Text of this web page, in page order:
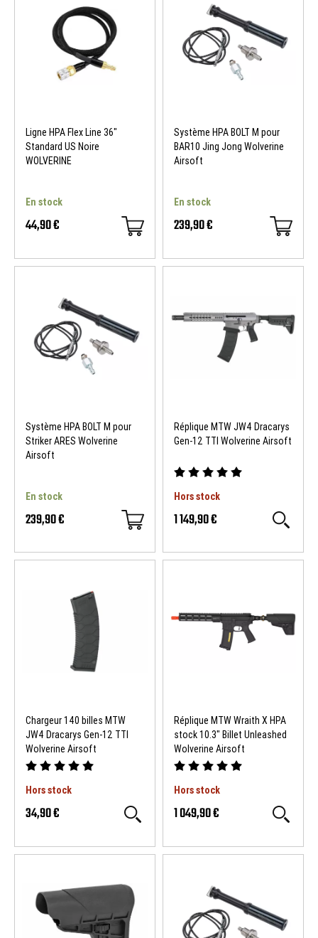
Ligne HPA Flex Line 36"
Standard US Noire
WOLVERINE
En stock
44,90 €
Système HPA BOLT M pour
BAR10 Jing Jong Wolverine
Airsoft
En stock
239,90 €
Système HPA BOLT M pour
Striker ARES Wolverine
Airsoft
En stock
239,90 €
Réplique MTW JW4 Dracarys
Gen-12 TTI Wolverine Airsoft
Hors stock
1 149,90 €
Chargeur 140 billes MTW
JW4 Dracarys Gen-12 TTI
Wolverine Airsoft
Hors stock
34,90 €
Réplique MTW Wraith X HPA
stock 10.3" Billet Unleashed
Wolverine Airsoft
Hors stock
1 049,90 €